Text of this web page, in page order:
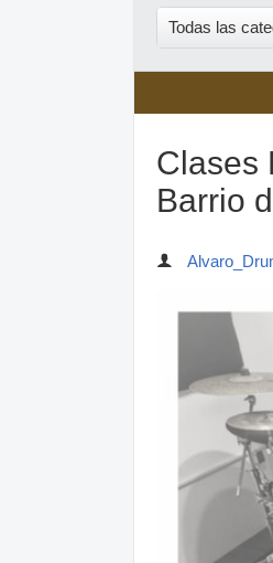
Todas las
Clases
Barrio